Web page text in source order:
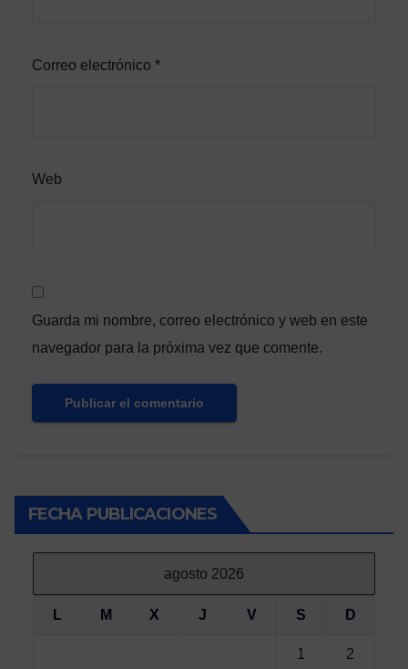
Correo electrónico *
Web
Guarda mi nombre, correo electrónico y web en este
navegador para la próxima vez que comente.
FECHA PUBLICACIONES
agosto 2026
L M X J V S D
1 2